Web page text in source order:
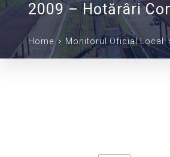
2009 – Hotărâri
Home Monitorul Oficial Local